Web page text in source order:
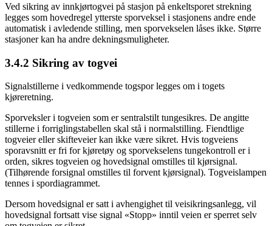
Ved sikring av innkjørtogvei på stasjon på enkeltsporet strekning
legges som hovedregel ytterste sporveksel i stasjonens andre ende
automatisk i avledende stilling, men sporvekselen låses ikke. Større
stasjoner kan ha andre dekningsmuligheter.
3.4.2 Sikring av togvei
Signalstillerne i vedkommende togspor legges om i togets
kjøreretning.
Sporveksler i togveien som er sentralstilt tungesikres. De angitte
stillerne i forriglingstabellen skal stå i normalstilling. Fiendtlige
togveier eller skifteveier kan ikke være sikret. Hvis togveiens
sporavsnitt er fri for kjøretøy og sporvekselens tungekontroll er i
orden, sikres togveien og hovedsignal omstilles til kjørsignal.
(Tilhørende forsignal omstilles til forvent kjørsignal). Togveislampen
tennes i spordiagrammet.
Dersom hovedsignal er satt i avhengighet til veisikringsanlegg, vil
hovedsignal fortsatt vise signal «Stopp» inntil veien er sperret selv